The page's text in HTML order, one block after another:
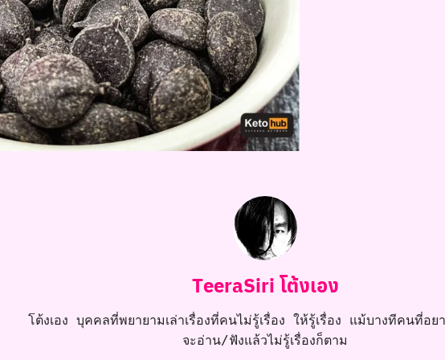
TeeraSiri โต้งเอง
โต้งเอง บุคคลที่พยายามเล่าเรื่องที่คนไม่รู้เรื่อง ให้รู้เรื่อง แม้บางทีคนที่อยา
จะอ่าน/ฟังแล้วไม่รู้เรื่องก็ตาม